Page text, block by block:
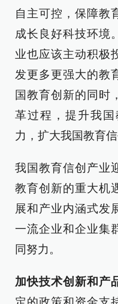
自主可控，保障教
成长良好科技环境
业也应该主动积极
发更多更强大的教
国教育创新的同时
革过程，提升我
力，扩大我国教育
我国教育信创产业
教育创新的重大机
展和产业内涵式发
一流企业和企业集
同努力。
加快技术创新和产